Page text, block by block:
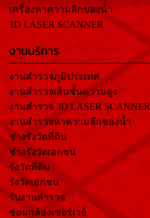
เครื่องหาความลึกของน้ำ
3D LASER SCANNER
งานบริการ
งานสำรวจภูมิประเทศ
งานสำรวจเส้นชั้นความสูง
งานสำรวจ 3D LASER SCANNER
งานสำรวจหาความลึกของน้ำ
ช่างรังวัดที่ดิน
ช่างรังวัดเอกชน
รังวัดที่ดิน
รังวัดเอกชน
รับงานสำรวจ
ซ่อมกล้องเซอร์เวย์